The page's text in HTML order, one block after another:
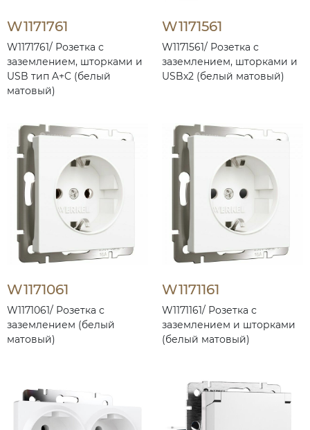
W1171761
W1171761/ Розетка с
заземлением, шторками и
USB тип A+C (белый
матовый)
W1171561
W1171561/ Розетка с
заземлением, шторками и
USBх2 (белый матовый)
W1171061
W1171061/ Розетка с
заземлением (белый
матовый)
W1171161
W1171161/ Розетка с
заземлением и шторками
(белый матовый)